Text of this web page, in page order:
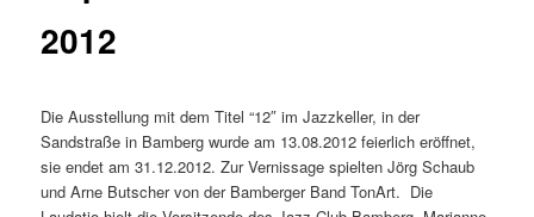
2012
Die Ausstellung mit dem Titel “12″ im Jazzkeller, in der
Sandstraße in Bamberg wurde am 13.08.2012 feierlich eröffnet,
sie endet am 31.12.2012. Zur Vernissage spielten Jörg Schaub
und Arne Butscher von der Bamberger Band TonArt. Die